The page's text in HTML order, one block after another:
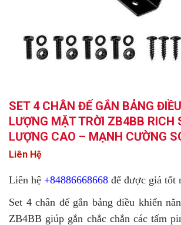
SET 4 CHÂN ĐẾ GẮN BẢNG
LƯỢNG MẶT TRỜI ZB4BB RICH
LƯỢNG CAO – MẠNH CƯỜNG
Liên Hệ
Liên hệ +84886668668 để được giá tốt
Set 4 chân đế gắn bảng điều khiển
ZB4BB giúp gắn chắc chắn các tấm